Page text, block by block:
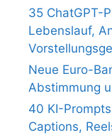
35 ChatGPT-
Lebenslauf,
Neue Euro-
Abstimmung
40 KI-
Captions,